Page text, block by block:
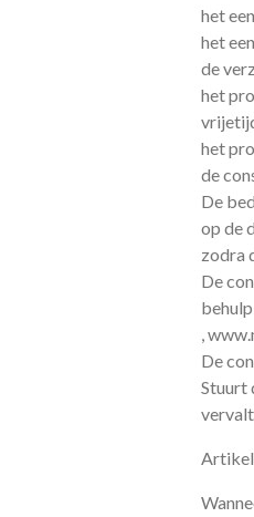
het
het
de
het
het
de
De
op de
zodra
De
,
De
Stuurt
Artikel